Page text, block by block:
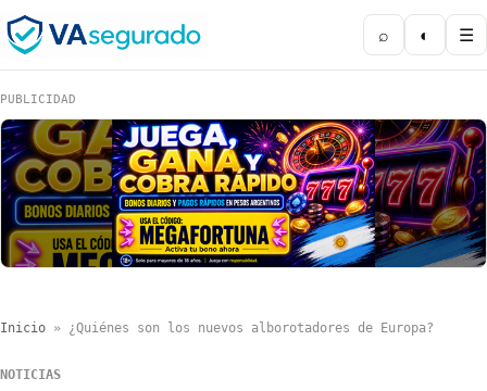
⌕ ◐ ☰
PUBLICIDAD
Inicio » ¿Quiénes son los nuevos alborotadores de Europa?
NOTICIAS